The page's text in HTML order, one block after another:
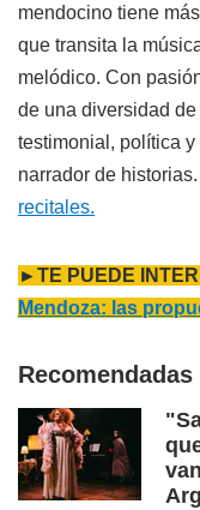
mendocino tiene
que transita la
melódico. Con
de una diversidad
testimonial, política
narrador de historias.
recitales.
►TE PUEDE
Mendoza: las
Recomendadas